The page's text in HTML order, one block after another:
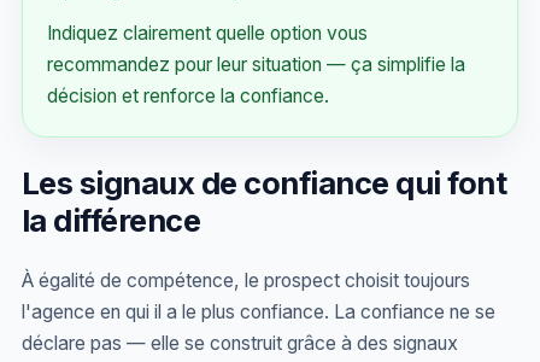
Indiquez clairement quelle option vous
recommandez pour leur situation — ça simplifie la
décision et renforce la confiance.
Les signaux de confiance qui font
la différence
À égalité de compétence, le prospect choisit toujours
l'agence en qui il a le plus confiance. La confiance ne se
déclare pas — elle se construit grâce à des signaux